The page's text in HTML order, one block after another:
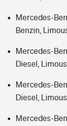
Mercedes-
Benzin,
Mercedes-
Diesel,
Mercedes-
Diesel,
Mercedes-